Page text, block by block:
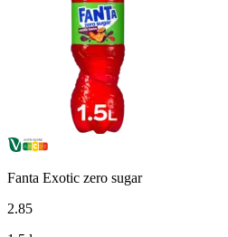
Fanta Exotic zero sugar
2.85